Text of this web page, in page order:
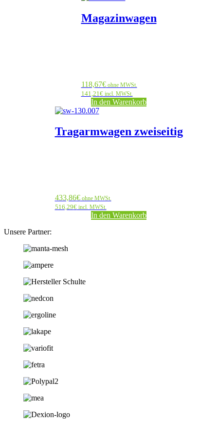
Magazinwagen
118,67€ohne MWSt.
141,21€incl. MWSt.
In den Warenkorb
Tragarmwagen zweiseitig
433,86€ohne MWSt.
516,29€incl. MWSt.
In den Warenkorb
Unsere Partner: